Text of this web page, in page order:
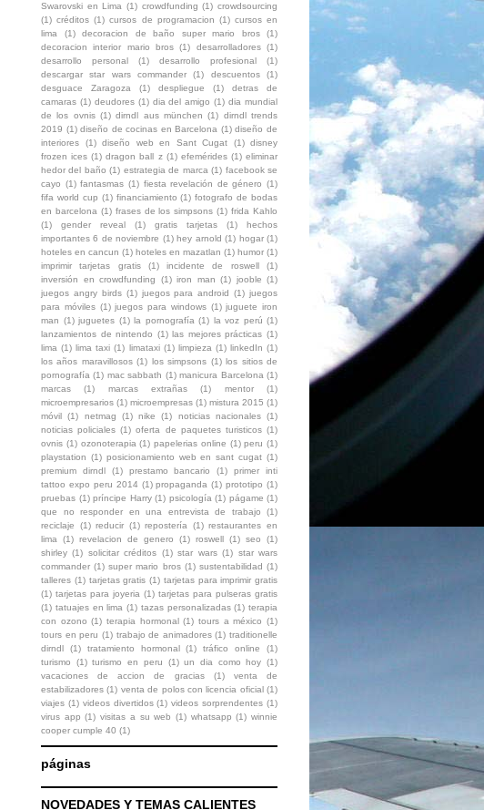
Swarovski en Lima (1) crowdfunding (1) crowdsourcing
(1) créditos (1) cursos de programacion (1) cursos en
lima
(1) decoracion de baño super mario bros
(1)
decoracion interior mario bros (1) desarrolladores (1)
desarrollo personal
(1) desarrollo profesional
(1)
descargar star wars commander
(1) descuentos
(1)
desguace Zaragoza
(1) despliegue (1)
detras de
camaras (1) deudores (1) dia del amigo (1) dia mundial
de los ovnis (1) dirndl aus münchen (1) dirndl trends
2019 (1) diseño de cocinas en Barcelona (1) diseño de
interiores
(1) diseño web en Sant Cugat (1) disney
frozen ices (1) dragon ball z (1) efemérides (1) eliminar
hedor del baño (1) estrategia de marca (1) facebook se
cayo (1) fantasmas (1) fiesta revelación de género (1)
fifa world cup (1) financiamiento (1) fotografo de bodas
en barcelona (1) frases de los simpsons (1) frida Kahlo
(1)
gender reveal (1) gratis tarjetas (1)
hechos
importantes 6 de noviembre (1) hey arnold (1) hogar (1)
hoteles en cancun (1) hoteles en mazatlan (1) humor (1)
imprimir tarjetas gratis
(1) incidente de roswell
(1)
inversión en crowdfunding
(1) iron man (1) jooble (1)
juegos angry birds (1) juegos para android (1) juegos
para móviles (1) juegos para windows (1) juguete iron
man (1) juguetes (1) la pornografía (1) la voz perú (1)
lanzamientos de nintendo (1) las mejores prácticas (1)
lima (1) lima taxi (1) limataxi (1) limpieza (1) linkedIn (1)
los años maravillosos (1) los simpsons (1) los sitios de
pornografía (1) mac sabbath (1) manicura Barcelona (1)
marcas
(1) marcas extrañas (1) mentor
(1)
microempresarios (1) microempresas (1) mistura 2015 (1)
móvil (1) netmag (1) nike (1) noticias nacionales (1)
noticias policiales (1) oferta de paquetes turisticos (1)
ovnis (1) ozonoterapia (1) papelerias online (1) peru (1)
playstation (1) posicionamiento web en sant cugat (1)
premium dirndl
(1) prestamo bancario (1)
primer inti
tattoo expo peru 2014 (1) propaganda (1) prototipo (1)
pruebas (1) príncipe Harry (1) psicología (1) págame (1)
que no responder en una entrevista de trabajo
(1)
reciclaje
(1) reducir (1) repostería (1) restaurantes en
lima
(1) revelacion de genero (1) roswell (1) seo
(1)
shirley (1) solicitar créditos (1) star wars (1) star wars
commander (1) super mario bros (1) sustentabilidad (1)
talleres (1) tarjetas gratis (1) tarjetas para imprimir gratis
(1) tarjetas para joyeria (1) tarjetas para pulseras gratis
(1) tatuajes en lima (1) tazas personalizadas (1) terapia
con ozono (1) terapia hormonal (1) tours a méxico (1)
tours en peru (1) trabajo de animadores (1) traditionelle
dirndl
(1) tratamiento hormonal (1) tráfico online
(1)
turismo
(1) turismo en peru (1) un dia como hoy (1)
vacaciones de accion de gracias
(1)
venta de
estabilizadores (1) venta de polos con licencia oficial (1)
viajes (1) videos divertidos (1) videos sorprendentes (1)
virus app (1) visitas a su web (1) whatsapp (1) winnie
cooper cumple 40 (1)
páginas
NOVEDADES Y TEMAS CALIENTES